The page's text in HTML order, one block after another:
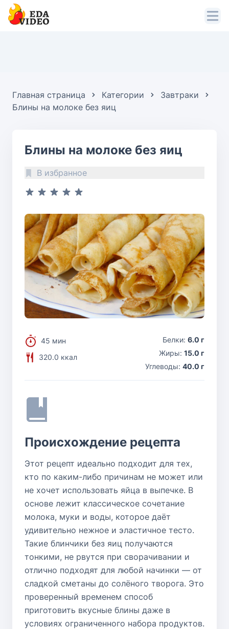
Главная страница Категории
Завтраки
Блины на молоке без яиц
Блины на молоке без яиц
В избранное
45 мин
320.0 ккал
Белки: 6.0 г
Жиры: 15.0 г
Углеводы: 40.0 г
Происхождение рецепта
Этот рецепт идеально подходит для тех,
кто по каким-либо причинам не может или
не хочет использовать яйца в выпечке. В
основе лежит классическое сочетание
молока, муки и воды, которое даёт
удивительно нежное и эластичное тесто.
Такие блинчики без яиц получаются
тонкими, не рвутся при сворачивании и
отлично подходят для любой начинки — от
сладкой сметаны до солёного творога. Это
проверенный временем способ
приготовить вкусные блины даже в
условиях ограниченного набора продуктов.